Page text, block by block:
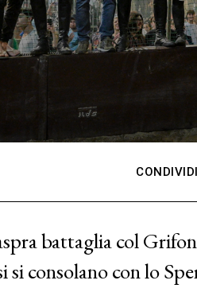
CONDIVIDI
battaglia col
si consolano con lo